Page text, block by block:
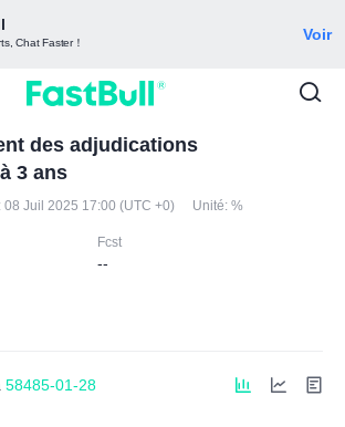
Chat Faster！ Voir
des adjudications
3 ans
08 Juil 2025 17:00 (UTC +0) Unité: %
Fcst
--
58485-01-28